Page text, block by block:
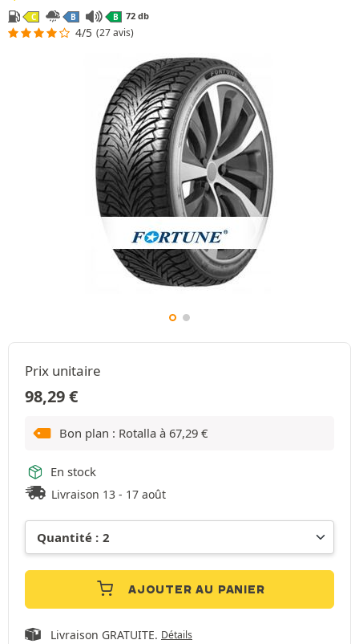
C B B 72 db
4/5 (27 avis)
Prix unitaire
98,29€
Bon plan : Rotalla à 67,29 €
En stock
Livraison 13 - 17 août
AJOUTER AU PANIER
Livraison GRATUITE. Détails